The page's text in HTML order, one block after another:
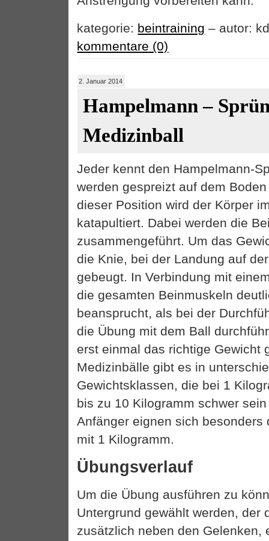
kategorie: beintraining – autor:
kommentare (0)
2. Januar 2014
Hampelmann –
Medizinball
Jeder kennt den Hampelmann-
werden gespreizt auf dem
dieser Position wird der Körper
katapultiert. Dabei werden die
zusammengeführt. Um das
die Knie, bei der Landung auf
gebeugt. In Verbindung mit
die gesamten Beinmuskeln
beansprucht, als bei der
die Übung mit dem Ball
erst einmal das richtige Gewicht
Medizinbälle gibt es in
Gewichtsklassen, die bei 1
bis zu 10 Kilogramm schwer
Anfänger eignen sich besonders
mit 1 Kilogramm.
Übungsverlauf
Um die Übung ausführen zu
Untergrund gewählt werden, der
zusätzlich neben den Gelenken,